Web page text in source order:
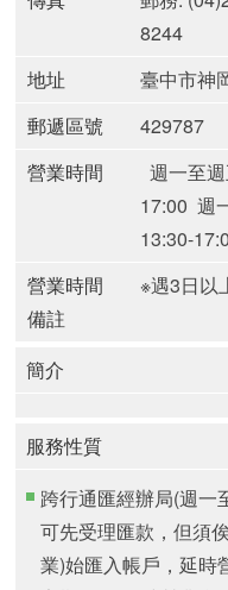
8244
地址
臺中市神
郵遞區號
429787
營業時間
週一至
17:00 週
13:30-
營業時間
備註
※遇3日以
簡介
服務性質
跨行通匯經辦局(週一
可先受理匯款，但須
業)始匯入帳戶，延時